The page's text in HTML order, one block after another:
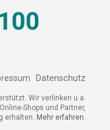
Datenschutz
Wir verlinken u.a.
Shops und Partner,
erhalten. Mehr erfahren.